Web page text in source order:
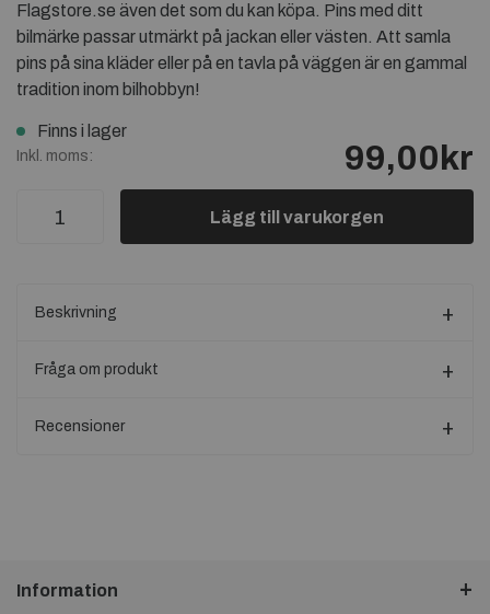
Flagstore.se även det som du kan köpa. Pins med ditt
bilmärke passar utmärkt på jackan eller västen. Att samla
pins på sina kläder eller på en tavla på väggen är en gammal
tradition inom bilhobbyn!
Finns i lager
Inkl. moms: 99,00kr
Lägg till varukorgen
Beskrivning
Fråga om produkt
Recensioner
Information